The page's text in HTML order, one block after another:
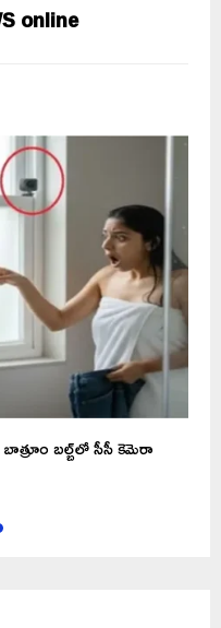
online
బల్బ్‌లో సీసీ కెమెరా